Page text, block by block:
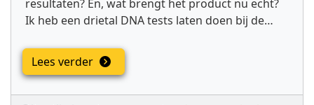
resultaten? En, wat brengt het product nu echt?
Ik heb een drietal DNA tests laten doen bij de…
Lees verder